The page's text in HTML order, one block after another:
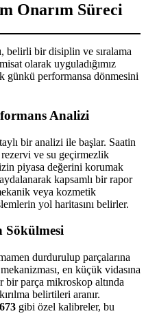
Onarım Süreci
belirli bir disiplin ve sıralama
olarak uyguladığımız
günkü performansa dönmesini
Analizi
bir analizi ile başlar. Saatin
ve su geçirmezlik
piyasa değerini korumak
kapsamlı bir rapor
veya kozmetik
yol haritasını belirler.
Sökülmesi
durdurulup parçalarına
mekanizması, en küçük vidasına
bir parça mikroskop altında
belirtileri aranır.
gibi özel kalibreler, bu